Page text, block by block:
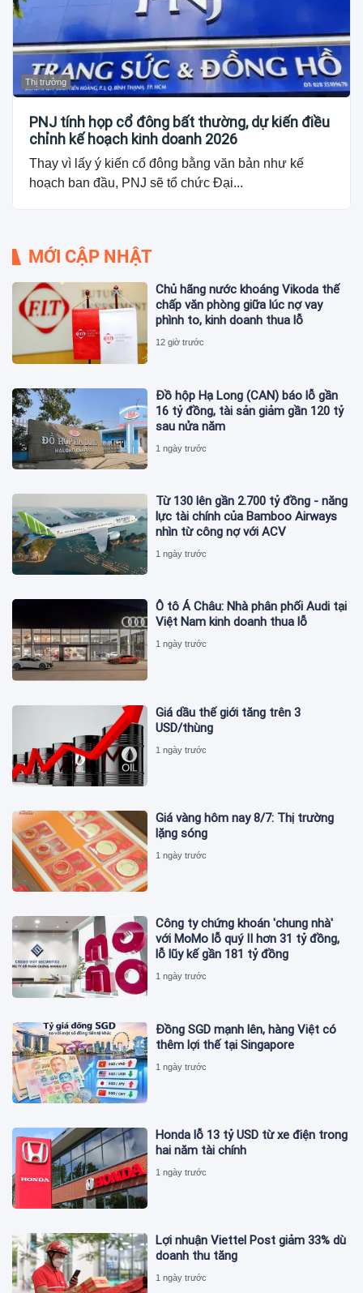
Thị trường
PNJ tính họp cổ đông bất thường, dự kiến điều
chỉnh kế hoạch kinh doanh 2026
Thay vì lấy ý kiến cổ đông bằng văn bản như kế
hoạch ban đầu, PNJ sẽ tổ chức Đại...
MỚI CẬP NHẬT
Chủ hãng nước khoáng Vikoda thế
chấp văn phòng giữa lúc nợ vay
phình to, kinh doanh thua lỗ
12 giờ trước
Đồ hộp Hạ Long (CAN) báo lỗ gần
16 tỷ đồng, tài sản giảm gần 120 tỷ
sau nửa năm
1 ngày trước
Từ 130 lên gần 2.700 tỷ đồng - năng
lực tài chính của Bamboo Airways
nhìn từ công nợ với ACV
1 ngày trước
Ô tô Á Châu: Nhà phân phối Audi tại
Việt Nam kinh doanh thua lỗ
1 ngày trước
Giá dầu thế giới tăng trên 3
USD/thùng
1 ngày trước
Giá vàng hôm nay 8/7: Thị trường
lặng sóng
1 ngày trước
Công ty chứng khoán 'chung nhà'
với MoMo lỗ quý II hơn 31 tỷ đồng,
lỗ lũy kế gần 181 tỷ đồng
1 ngày trước
Đồng SGD mạnh lên, hàng Việt có
thêm lợi thế tại Singapore
1 ngày trước
Honda lỗ 13 tỷ USD từ xe điện trong
hai năm tài chính
1 ngày trước
Lợi nhuận Viettel Post giảm 33% dù
doanh thu tăng
1 ngày trước